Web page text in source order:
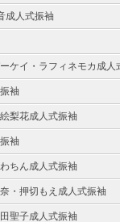
成人式振袖
ケイ・ラフィネモカ成人
袖
梨花成人式振袖
袖
ちん成人式振袖
・押切もえ成人式振袖
聖子成人式振袖